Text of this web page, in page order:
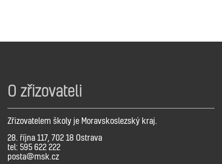
O zřizovateli
Zřizovatelem školy je Moravskoslezský kraj.
28. října 117, 702 18 Ostrava
tel: 595 622 222
posta@msk.cz